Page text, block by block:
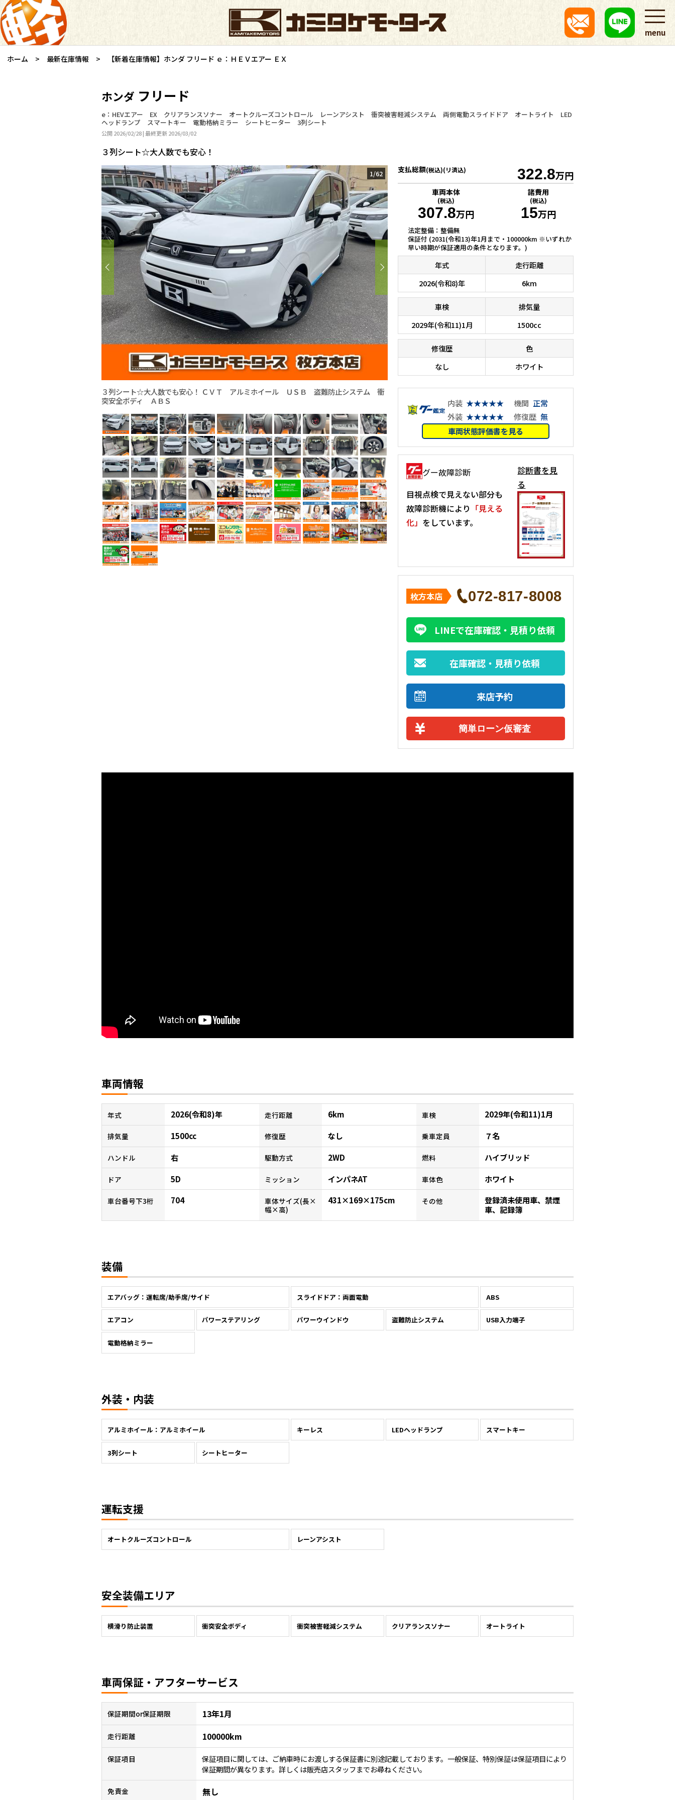
menu
ホーム 最新在庫情報 【新着在庫情報】ホンダ フリード ｅ：ＨＥＶエアー ＥＸ
ホンダ フリード
e：HEVエアー EX クリアランスソナー オートクルーズコントロール レーンアシスト 衝突被害軽減システム 両側電動スライドドア オートライト LED
ヘッドランプ スマートキー 電動格納ミラー シートヒーター 3列シート
公開 2026/02/28 | 最終更新 2026/03/02
３列シート☆大人数でも安心！
支払総額(税込)(リ済込) 322.8万円
車両本体
(税込)
307.8万円
諸費用
(税込)
15万円
法定整備：整備無
保証付 (2031(令和13)年1月まで・100000km ※いずれか
早い時期が保証適用の条件となります。)
３列シート☆大人数でも安心！ ＣＶＴ アルミホイール ＵＳＢ 盗難防止システム 衝
突安全ボディ ＡＢＳ
1/62
年式
2026(令和8)年
走行距離
6km
車検
2029年(令和11)1月
排気量
1500cc
修復歴
なし
色
ホワイト
内装 ★★★★★ 機関 正常
外装 ★★★★★ 修復歴 無
車両状態評価書を見る
グー故障診断
目視点検で見えない部分も
故障診断機により 「見える
化」 をしています。
診断書を見
る
枚方本店 072-817-8008
LINEで在庫確認・見積り依頼
在庫確認・見積り依頼
来店予約
簡単ローン仮審査
車両情報
年式 2026(令和8)年 走行距離 6km 車検 2029年(令和11)1月
排気量 1500cc 修復歴 なし 乗車定員 ７名
ハンドル 右 駆動方式 2WD 燃料 ハイブリッド
ドア 5D ミッション インパネAT 車体色 ホワイト
車台番号下3桁 704
車体サイズ(長×
幅×高)
431×169×175cm その他
登録済未使用車、禁煙
車、記録簿
装備
エアバッグ：運転席/助手席/サイド スライドドア：両面電動 ABS
エアコン パワーステアリング パワーウインドウ 盗難防止システム USB入力端子
電動格納ミラー
外装・内装
アルミホイール：アルミホイール キーレス LEDヘッドランプ スマートキー
3列シート シートヒーター
運転支援
オートクルーズコントロール レーンアシスト
安全装備エリア
横滑り防止装置 衝突安全ボディ 衝突被害軽減システム クリアランスソナー オートライト
車両保証・アフターサービス
保証期間or保証期限 13年1月
走行距離 100000km
保証項目
保証項目に関しては、ご納車時にお渡しする保証書に別途記載しております。一般保証、特別保証は保証項目により
保証期間が異なります。詳しくは販売店スタッフまでお尋ねください。
免責金 無し